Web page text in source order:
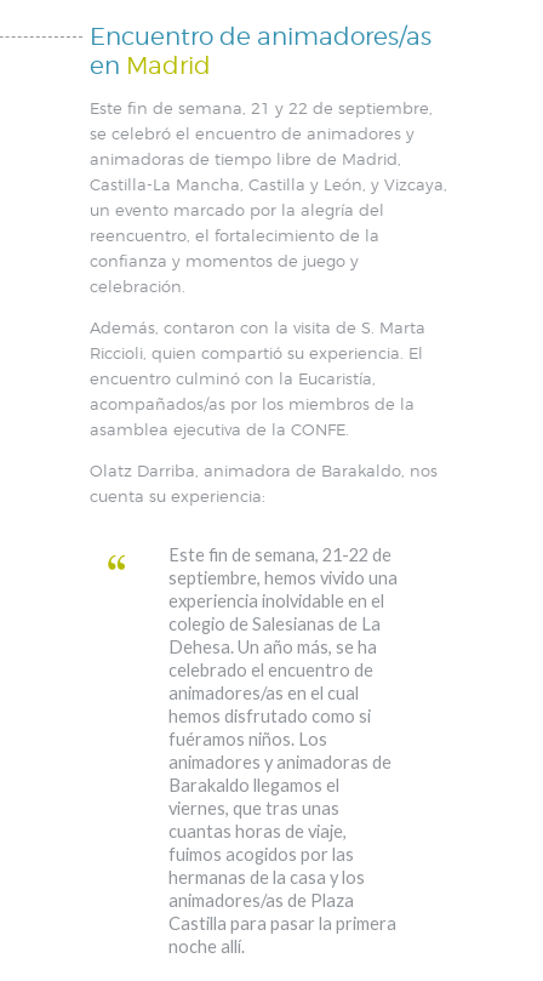
Encuentro de animadores/as
en Madrid
Este fin de semana, 21 y 22 de septiembre,
se celebró el encuentro de animadores y
animadoras de tiempo libre de Madrid,
Castilla-La Mancha, Castilla y León, y Vizcaya,
un evento marcado por la alegría del
reencuentro, el fortalecimiento de la
confianza y momentos de juego y
celebración.
Además, contaron con la visita de S. Marta
Riccioli, quien compartió su experiencia. El
encuentro culminó con la Eucaristía,
acompañados/as por los miembros de la
asamblea ejecutiva de la CONFE.
Olatz Darriba, animadora de Barakaldo, nos
cuenta su experiencia:
Este fin de semana, 21-22 de
septiembre, hemos vivido una
experiencia inolvidable en el
colegio de Salesianas de La
Dehesa. Un año más, se ha
celebrado el encuentro de
animadores/as en el cual
hemos disfrutado como si
fuéramos niños. Los
animadores y animadoras de
Barakaldo llegamos el
viernes, que tras unas
cuantas horas de viaje,
fuimos acogidos por las
hermanas de la casa y los
animadores/as de Plaza
Castilla para pasar la primera
noche allí.